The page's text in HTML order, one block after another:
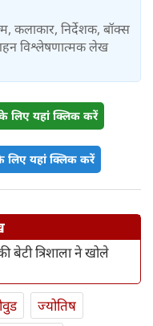
कलाकार, निर्देशक, बॉक्स
विश्लेषणात्मक लेख
लिए यहां क्लिक करें
लिए यहां क्लिक करें
बेटी त्रिशाला ने खोले
ज्योतिष